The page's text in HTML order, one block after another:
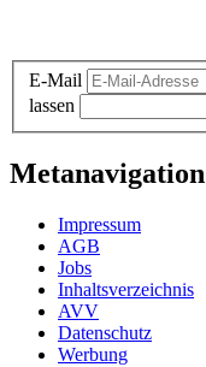
E-Mail
lassen
Metanavigation
Impressum
AGB
Jobs
Inhaltsverzeichnis
AVV
Datenschutz
Werbung